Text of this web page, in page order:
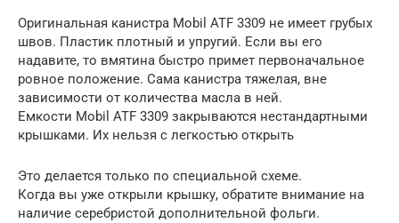
Оригинальная канистра Mobil ATF 3309 не имеет грубых
швов. Пластик плотный и упругий. Если вы его
надавите, то вмятина быстро примет первоначальное
ровное положение. Сама канистра тяжелая, вне
зависимости от количества масла в ней.
Емкости Mobil ATF 3309 закрываются нестандартными
крышками. Их нельзя с легкостью открыть
Это делается только по специальной схеме.
Когда вы уже открыли крышку, обратите внимание на
наличие серебристой дополнительной фольги.